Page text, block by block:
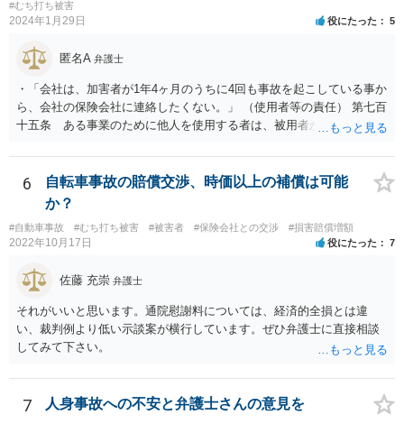
#むち打ち被害
2024年1月29日 役にたった 5
匿名A 弁護士
・「会社は、加害者が1年4ヶ月のうちに4回も事故を起こしている事か
ら、会社の保険会社に連絡したくない。」 （使用者等の責任） 第七百
十五条 ある事業のために他人を使用する者は、被用者がその事業の
用者が被用者の選任及びその事業の監督について相当の注意をしたと
き、又は相当の注意をしても損害が生ずべきであったときは、この限
りでない。 会社側の言い分に付き合わず、会社側への請求をお考えな
さったほうがよろしいかもしれません。加害ドライバーの任意保険が
本件に使えるか、使おうとするかが定かではありませんので。「1年4
ヶ月のうちに4回も事故」の事実は、会社から加害ドライバーへの責任
転嫁のような発言ですが、上記ただし書との関連で言えば、会社側が
「相当の注意」をしていなかった証左でしょう。 今後の対応ですが、
事故証明書を速やかに取得すべきです。 病院で治療を受ける際、第三
者行為による傷病届を出す必要があります。 最終的にどこまで認めら
れるかという問題はありますが、事故後に事故に関連した支出に関し
6
自転車事故の賠償交渉、時価以上の補償は可能
か？
#自動車事故 #むち打ち被害 #被害者 #保険会社との交渉 #損害賠償増額
2022年10月17日 役にたった 7
佐藤 充崇 弁護士
それがいいと思います。通院慰謝料については、経済的全損とは違
い、裁判例より低い示談案が横行しています。ぜひ弁護士に直接相談
してみて下さい。
7 人身事故への不安と弁護士さんの意見を